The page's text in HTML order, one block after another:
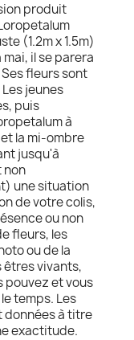
produit
(1.2m x 1.5m)
il se parera
fleurs sont
jeunes
puis
à
la mi-ombre
jusqu'à
non
une situation
de votre colis,
ou non
fleurs, les
ou de la
vivants,
pouvez et vous
temps. Les
données à titre
exactitude.